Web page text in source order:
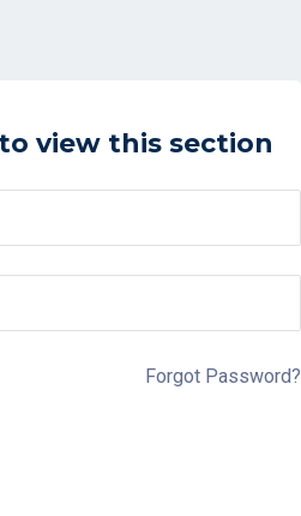
view this section
Forgot Password?